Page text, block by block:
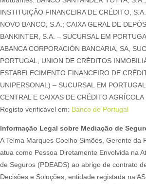
INSTITUIÇÃO FINANCEIRA DE CRÉDITO,
NOVO BANCO, S.A.; CAIXA GERAL DE
BANKINTER, S.A. – SUCURSAL EM
ABANCA CORPORACIÓN BANCARIA, SA,
PORTUGAL; UNION DE CRÉDITOS
ESTABELECIMENTO FINANCEIRO DE
UNIPERSONAL) – SUCURSAL EM
CENTRAL E CAIXAS DE CRÉDITO AGRÍCOLA
Registo verificável em: Banco de Portugal
Informação Legal sobre Mediação de
A Telma Marques Coelho Simões, Gerente da
atua como Pessoa Diretamente Envolvida na
de Seguros (PDEADS) ao abrigo de contrato
Decisões e Soluções, entidade registada na